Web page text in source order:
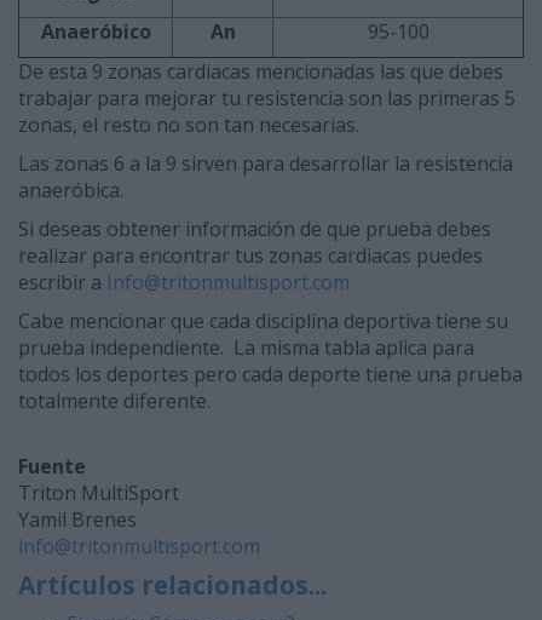
Anaeróbico An
95-100
De esta 9 zonas cardiacas mencionadas las que debes
trabajar para mejorar tu resistencia son las primeras 5
zonas, el resto no son tan necesarias.
Las zonas 6 a la 9 sirven para desarrollar la resistencia
anaeróbica.
Si deseas obtener información de que prueba debes
realizar para encontrar tus zonas cardiacas puedes
escribir a Info@tritonmultisport.com
Cabe mencionar que cada disciplina deportiva tiene su
prueba independiente. La misma tabla aplica para
todos los deportes pero cada deporte tiene una prueba
totalmente diferente.
Fuente
Triton MultiSport
Yamil Brenes
info@tritonmultisport.com
Artículos relacionados...